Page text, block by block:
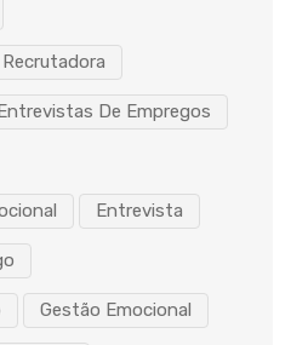
De Empregos
Entrevista
Gestão Emocional